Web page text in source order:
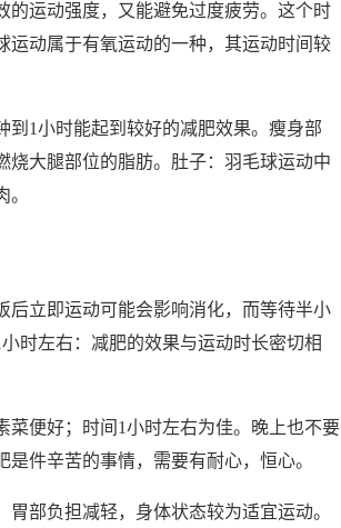
的运动强度，又能避免过度疲劳。这个时
运动属于有氧运动的一种，其运动时间较
到1小时能起到较好的减肥效果。瘦身部
大腿部位的脂肪。肚子：羽毛球运动中
后立即运动可能会影响消化，而等待半小
时左右：减肥的效果与运动时长密切相
菜便好；时间1小时左右为佳。晚上也不要
件辛苦的事情，需要有耐心，恒心。
部负担减轻，身体状态较为适宜运动。